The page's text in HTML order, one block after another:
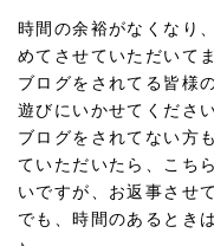
時間の余裕がなくなり
めてさせていただいてま
ブログをされてる皆様
遊びにいかせてくださ
ブログをされてない方
ていただいたら、こち
いですが、お返事させ
でも、時間のあるとき